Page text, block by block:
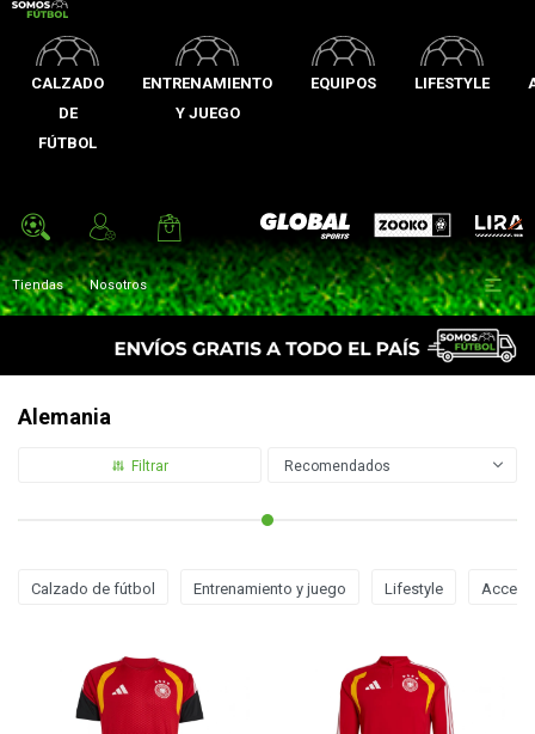
CALZADO
DE
FÚTBOL
ENTRENAMIENTO
Y JUEGO
EQUIPOS LIFESTYLE
Global Sports Zooko Lira
Tiendas Nosotros 
Alemania
Recomendados
Calzado de fútbol Entrenamiento y juego Lifestyle